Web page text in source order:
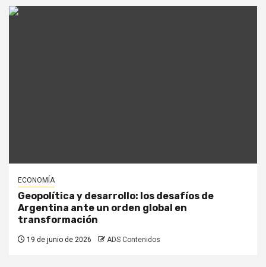
ECONOMÍA
Geopolítica y desarrollo: los desafíos de
Argentina ante un orden global en
transformación
19 de junio de 2026 ADS Contenidos